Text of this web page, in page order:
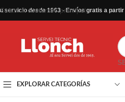
Saltar al contenido principal
servicio desde 1963 - Envíos gratis a partir
EXPLORAR CATEGORÍAS